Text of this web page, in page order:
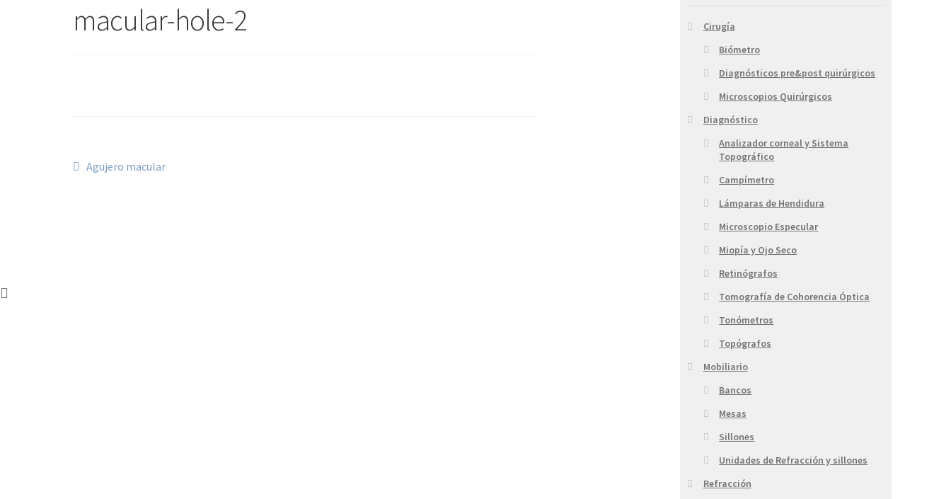
macular-hole-2
Navegación
Anterior:
Agujero macular
Cirugía
Biómetro
Diagnósticos pre&post quirúrgicos
Microscopios Quirúrgicos
Diagnóstico
Analizador corneal y Sistema
Topográfico
Campímetro
Lámparas de Hendidura
Microscopio Especular
Miopía y Ojo Seco
Retinógrafos
Tomografía de Cohorencia Óptica
Tonómetros
Topógrafos
Mobiliario
Bancos
Mesas
Sillones
Unidades de Refracción y sillones
Refracción